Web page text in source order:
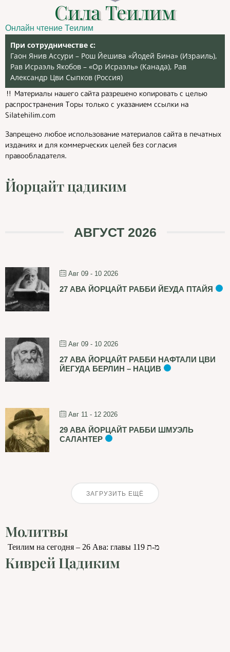
Сила Теилим
Онлайн чтение Теилим
При сотрудничестве с:
Гаон Янив Ассури – Рош Йешива «Йодей Бина» (Израиль),
Рав Исраэль Якобов – «Ор Исраэль» (Канада), Рав
Александр Цви Сыпков (Россия)
‼️ Материалы нашего сайта разрешено копировать с целью
распространения Торы только с указанием ссылки на
Silatehilim.com
Запрещено любое использование материалов сайта в печатных
изданиях и для коммерческих целей без согласия
правообладателя.
Йорцайт цадиким
АВГУСТ 2026
Авг 09 - 10 2026
27 АВА ЙОРЦАЙТ РАББИ ЙЕУДА ПТАЙЯ
Авг 09 - 10 2026
27 АВА ЙОРЦАЙТ РАББИ НАФТАЛИ ЦВИ
ЙЕГУДА БЕРЛИН – НАЦИВ
Авг 11 - 12 2026
29 АВА ЙОРЦАЙТ РАББИ ШМУЭЛЬ
САЛАНТЕР
ЗАГРУЗИТЬ ЕЩЁ
Молитвы
Теилим на сегодня – 26 Ава: главы 119 מ-ת
Киврей Цадиким